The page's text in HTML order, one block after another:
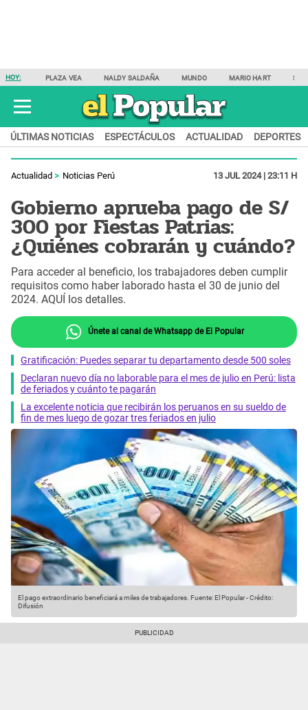
HOY: PLAZA VEA NALDY SALDAÑA MUNDO MARIO HART
ÚLTIMAS NOTICIAS ESPECTÁCULOS ACTUALIDAD DEPORTES
Actualidad Noticias Perú 13 JUL 2024 | 23:11 H
Gobierno aprueba pago de S/
300 por Fiestas Patrias:
¿Quiénes cobrarán y cuándo?
Para acceder al beneficio, los trabajadores deben cumplir
requisitos como haber laborado hasta el 30 de junio del
2024. AQUÍ los detalles.
Únete al canal de Whatsapp de El Popular
Gratificación: Puedes separar tu departamento desde 500 soles
Declaran nuevo día no laborable para el mes de julio en Perú: lista
de feriados y cuánto te pagarán
La excelente noticia que recibirán los peruanos en su sueldo de
fin de mes luego de gozar tres feriados en julio
El pago extraordinario beneficiará a miles de trabajadores. Fuente: El Popular-Crédito:
Difusión